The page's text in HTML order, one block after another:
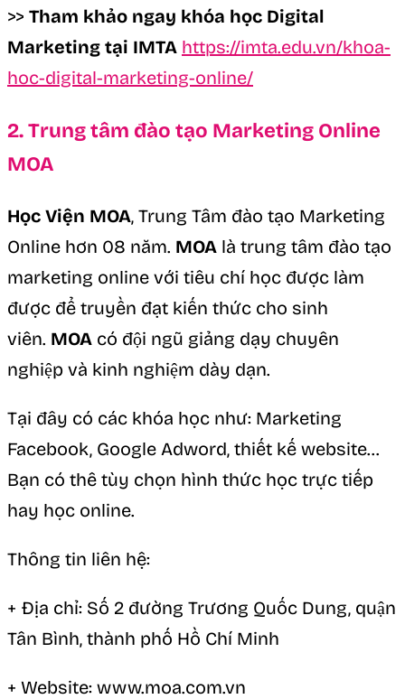
>> Tham khảo ngay khóa học Digital
Marketing tại IMTA https://imta.edu.vn/khoa-
hoc-digital-marketing-online/
2. Trung tâm đào tạo Marketing Online
MOA
Học Viện MOA, Trung Tâm đào tạo Marketing
Online hơn 08 năm. MOA là trung tâm đào tạo
marketing online với tiêu chí học được làm
được để truyền đạt kiến thức cho sinh
viên. MOA có đội ngũ giảng dạy chuyên
nghiệp và kinh nghiệm dày dạn.
Tại đây có các khóa học như: Marketing
Facebook, Google Adword, thiết kế website…
Bạn có thê tùy chọn hình thức học trực tiếp
hay học online.
Thông tin liên hệ:
+ Địa chỉ: Số 2 đường Trương Quốc Dung, quận
Tân Bình, thành phố Hồ Chí Minh
+ Website: www.moa.com.vn